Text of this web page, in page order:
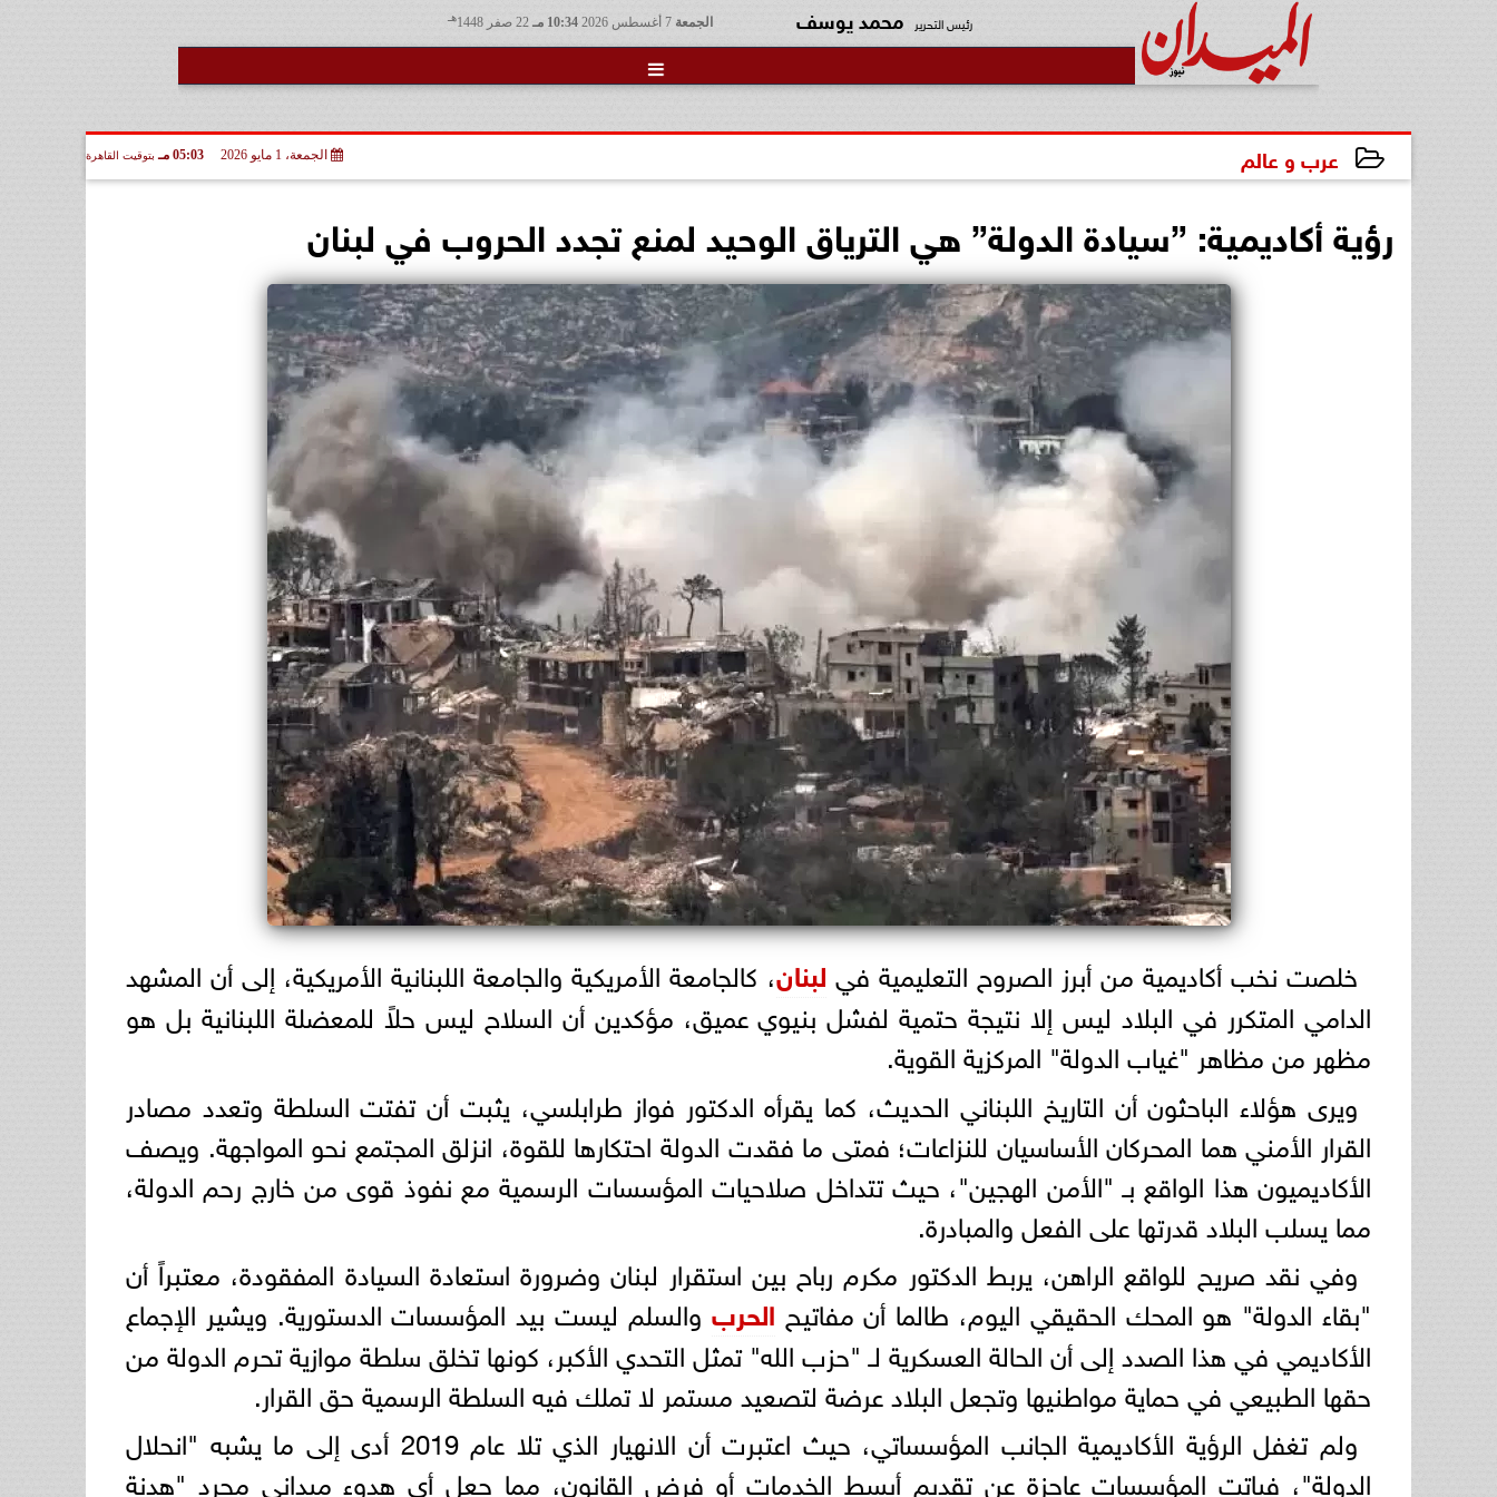
الجمعة 10:34 مـ هـ رئيس التحرير محمد يوسف

عرب و عالم الجمعة، 1 مايو 2026 05:03 مـ بتوقيت القاهرة
رؤية أكاديمية: ”سيادة الدولة” هي الترياق الوحيد لمنع تجدد الحروب في لبنان
خلصت نخب أكاديمية من أبرز الصروح التعليمية في لبنان، كالجامعة الأمريكية والجامعة اللبنانية الأمريكية، إلى أن المشهد
الدامي المتكرر في البلاد ليس إلا نتيجة حتمية لفشل بنيوي عميق، مؤكدين أن السلاح ليس حلاً للمعضلة اللبنانية بل هو
مظهر من مظاهر "غياب الدولة" المركزية القوية.
ويرى هؤلاء الباحثون أن التاريخ اللبناني الحديث، كما يقرأه الدكتور فواز طرابلسي، يثبت أن تفتت السلطة وتعدد مصادر
القرار الأمني هما المحركان الأساسيان للنزاعات؛ فمتى ما فقدت الدولة احتكارها للقوة، انزلق المجتمع نحو المواجهة. ويصف
الأكاديميون هذا الواقع بـ "الأمن الهجين"، حيث تتداخل صلاحيات المؤسسات الرسمية مع نفوذ قوى من خارج رحم الدولة،
مما يسلب البلاد قدرتها على الفعل والمبادرة.
وفي نقد صريح للواقع الراهن، يربط الدكتور مكرم رباح بين استقرار لبنان وضرورة استعادة السيادة المفقودة، معتبراً أن
"بقاء الدولة" هو المحك الحقيقي اليوم، طالما أن مفاتيح الحرب والسلم ليست بيد المؤسسات الدستورية. ويشير الإجماع
الأكاديمي في هذا الصدد إلى أن الحالة العسكرية لـ "حزب الله" تمثل التحدي الأكبر، كونها تخلق سلطة موازية تحرم الدولة من
حقها الطبيعي في حماية مواطنيها وتجعل البلاد عرضة لتصعيد مستمر لا تملك فيه السلطة الرسمية حق القرار.
ولم تغفل الرؤية الأكاديمية الجانب المؤسساتي، حيث اعتبرت أن الانهيار الذي تلا عام 2019 أدى إلى ما يشبه "انحلال
الدولة"، فباتت المؤسسات عاجزة عن تقديم أبسط الخدمات أو فرض القانون، مما جعل أي هدوء ميداني مجرد "هدنة